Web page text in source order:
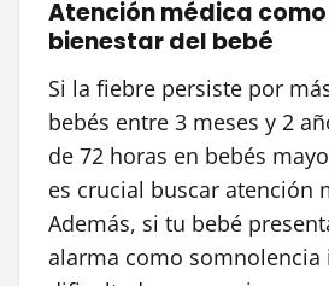
Atención médica
bienestar del bebé
Si la fiebre persiste por
bebés entre 3 meses y 2
de 72 horas en bebés
es crucial buscar atención
Además, si tu bebé
alarma como somnolencia